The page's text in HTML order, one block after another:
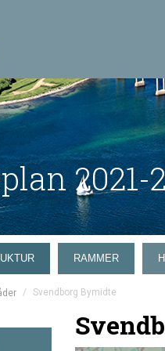
2021-
RAMMER
/ Svendborg Bymidte